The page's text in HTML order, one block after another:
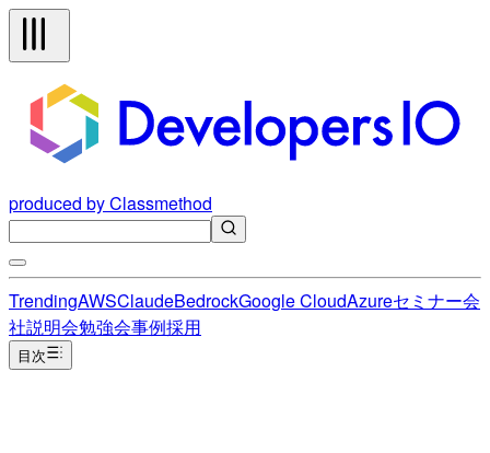
produced by Classmethod
TrendingAWSClaudeBedrockGoogle CloudAzureセミナー会
社説明会勉強会事例採用
目次